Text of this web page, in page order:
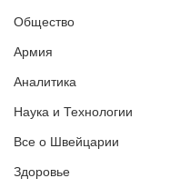
Общество
Армия
Аналитика
Наука и Технологии
Все о Швейцарии
Здоровье